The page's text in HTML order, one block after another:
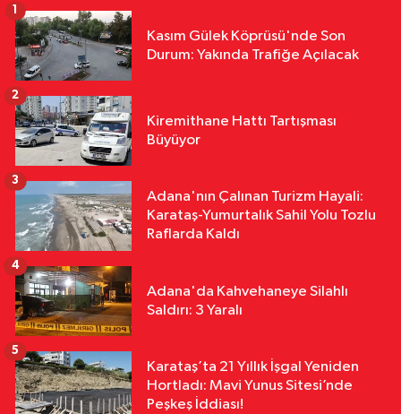
17:25 Şerif Güler’den Adana
17:21Hakemlerde Yeni Dönem!
Asayiş
16:35Yüreğir’de Otomobil
Kasım Gülek Köprüsü'nde Son
Durum: Yakında Trafiğe Açılacak
1
Kiremithane Hattı Tartışması
Büyüyor
2
Adana'nın Çalınan Turizm Hayali:
Karataş-Yumurtalık Sahil Yolu Tozlu
Raflarda Kaldı
3
Adana'da Kahvehaneye Silahlı
Saldırı: 3 Yaralı
4
Karataş’ta 21 Yıllık İşgal Yeniden
Hortladı: Mavi Yunus Sitesi’nde
Peşkeş İddiası!
5